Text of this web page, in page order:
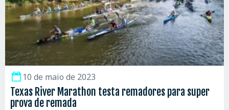
10 de maio de 2023
Texas River Marathon testa remadores para super
prova de remada